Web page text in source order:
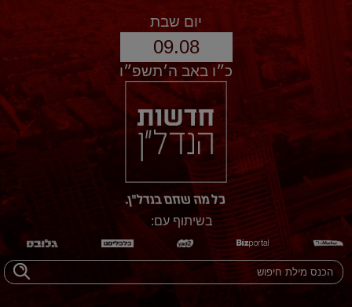
יום שבת
09.08
כ״ו באב ה׳תשפ״ו
בשיתוף עם: